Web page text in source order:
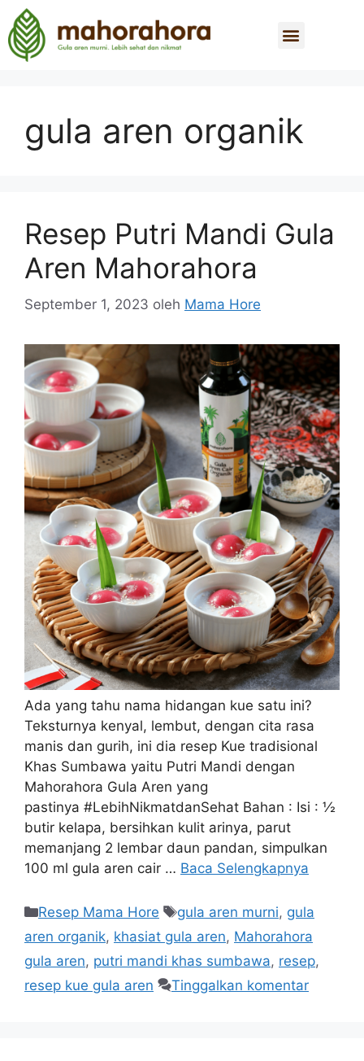
gula aren organik
Resep Putri Mandi Gula
Aren Mahorahora
September 1, 2023 oleh Mama Hore
Ada yang tahu nama hidangan kue satu ini?
Teksturnya kenyal, lembut, dengan cita rasa
manis dan gurih, ini dia resep Kue tradisional
Khas Sumbawa yaitu Putri Mandi dengan
Mahorahora Gula Aren yang
pastinya #LebihNikmatdanSehat Bahan : Isi : ½
butir kelapa, bersihkan kulit arinya, parut
memanjang 2 lembar daun pandan, simpulkan
100 ml gula aren cair … Baca Selengkapnya
Resep Mama Hore gula aren murni, gula
aren organik, khasiat gula aren, Mahorahora
gula aren, putri mandi khas sumbawa, resep,
resep kue gula aren
Tinggalkan komentar